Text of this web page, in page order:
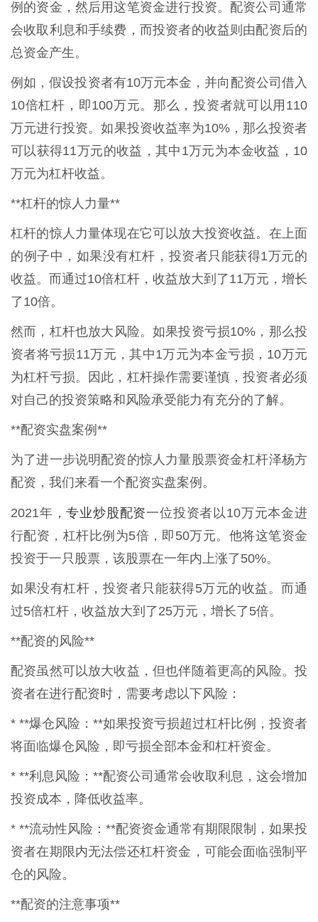
例的资金，然后用这笔资金进行投资。配资公司通常
会收取利息和手续费，而投资者的收益则由配资后的
总资金产生。
例如，假设投资者有10万元本金，并向配资公司借入
10倍杠杆，即100万元。那么，投资者就可以用110
万元进行投资。如果投资收益率为10%，那么投资者
可以获得11万元的收益，其中1万元为本金收益，10
万元为杠杆收益。
**杠杆的惊人力量**
杠杆的惊人力量体现在它可以放大投资收益。在上面
的例子中，如果没有杠杆，投资者只能获得1万元的
收益。而通过10倍杠杆，收益放大到了11万元，增长
了10倍。
然而，杠杆也放大风险。如果投资亏损10%，那么投
资者将亏损11万元，其中1万元为本金亏损，10万元
为杠杆亏损。因此，杠杆操作需要谨慎，投资者必须
对自己的投资策略和风险承受能力有充分的了解。
**配资实盘案例**
为了进一步说明配资的惊人力量股票资金杠杆泽杨方
配资，我们来看一个配资实盘案例。
2021年，专业炒股配资一位投资者以10万元本金进
行配资，杠杆比例为5倍，即50万元。他将这笔资金
投资于一只股票，该股票在一年内上涨了50%。
如果没有杠杆，投资者只能获得5万元的收益。而通
过5倍杠杆，收益放大到了25万元，增长了5倍。
**配资的风险**
配资虽然可以放大收益，但也伴随着更高的风险。投
资者在进行配资时，需要考虑以下风险：
* **爆仓风险：**如果投资亏损超过杠杆比例，投资者
将面临爆仓风险，即亏损全部本金和杠杆资金。
* **利息风险：**配资公司通常会收取利息，这会增加
投资成本，降低收益率。
* **流动性风险：**配资资金通常有期限限制，如果投
资者在期限内无法偿还杠杆资金，可能会面临强制平
仓的风险。
**配资的注意事项**